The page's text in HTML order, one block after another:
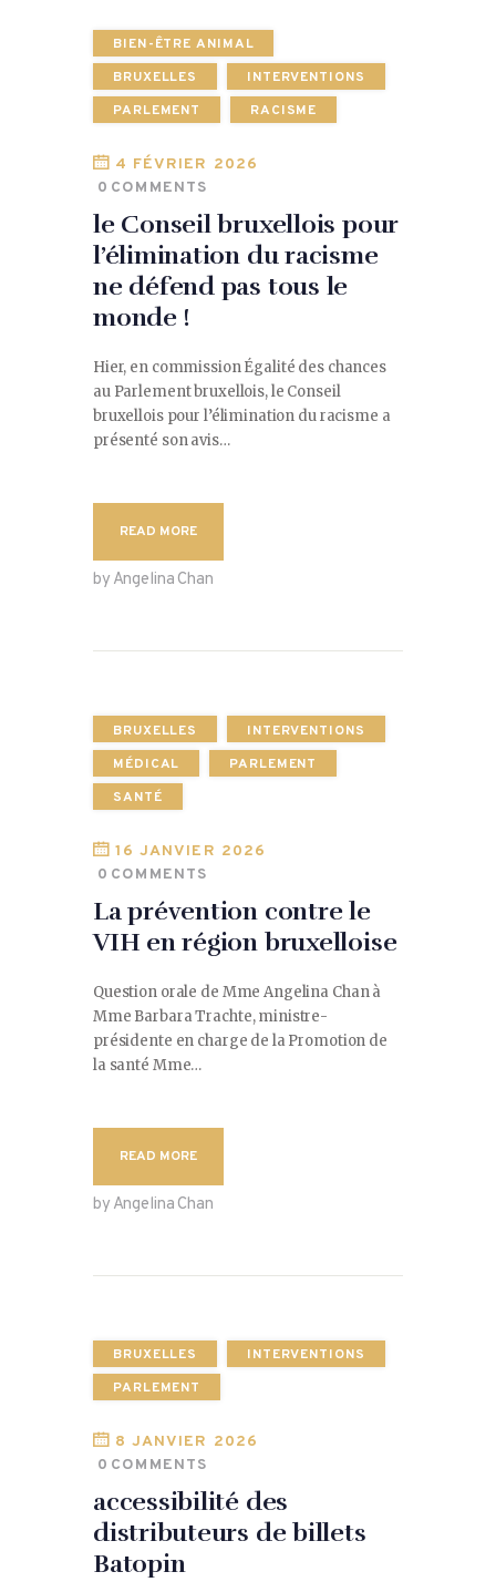
BIEN-ÊTRE ANIMAL
BRUXELLES
INTERVENTIONS
PARLEMENT
RACISME
4 FÉVRIER 2026
0 COMMENTS
le Conseil bruxellois pour
l’élimination du racisme
ne défend pas tous le
monde !
Hier, en commission Égalité des chances
au Parlement bruxellois, le Conseil
bruxellois pour l’élimination du racisme a
présenté son avis…
READ MORE
by Angelina Chan
BRUXELLES
INTERVENTIONS
MÉDICAL
PARLEMENT
SANTÉ
16 JANVIER 2026
0 COMMENTS
La prévention contre le
VIH en région bruxelloise
Question orale de Mme Angelina Chan à
Mme Barbara Trachte, ministre-
présidente en charge de la Promotion de
la santé Mme…
READ MORE
by Angelina Chan
BRUXELLES
INTERVENTIONS
PARLEMENT
8 JANVIER 2026
0 COMMENTS
accessibilité des
distributeurs de billets
Batopin